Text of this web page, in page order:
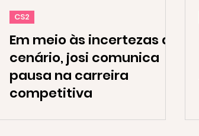
Em meio às incertezas do
cenário, josi comunica
pausa na carreira
competitiva
CS2